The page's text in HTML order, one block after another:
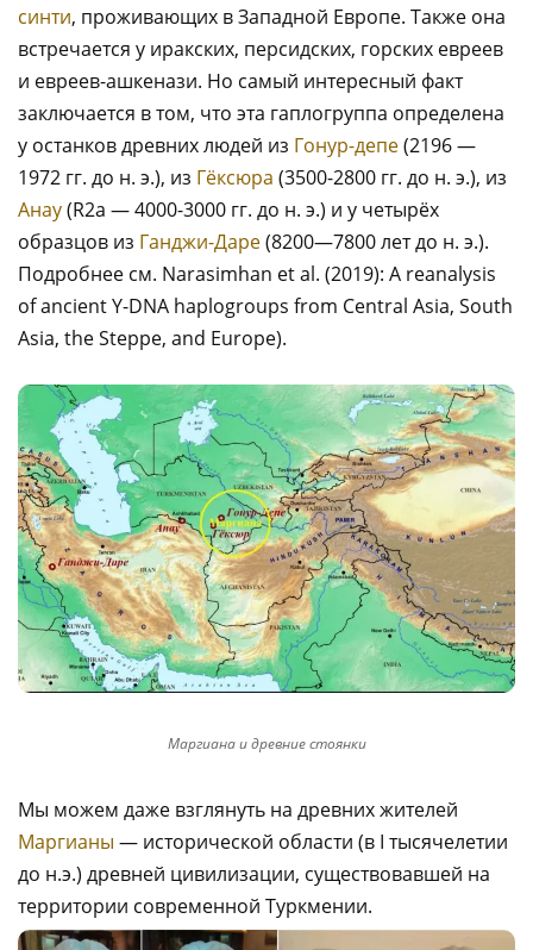
синти, проживающих в Западной Европе. Также она
встречается у иракских, персидских, горских евреев
и евреев-ашкенази. Но самый интересный факт
заключается в том, что эта гаплогруппа определена
у останков древних людей из Гонур-депе(2196 —
1972 гг. до н. э.), из Гёксюра (3500-2800 гг. до н. э.), из
Анау(R2a — 4000-3000 гг. до н. э.) и у четырёх
образцов из Ганджи-Даре(8200—7800 лет до н. э.).
Подробнее см. Narasimhan et al. (2019): A reanalysis
of ancient Y-DNA haplogroups from Central Asia, South
Asia, the Steppe, and Europe).
Маргиана и древние стоянки
Мы можем даже взглянуть на древних жителей
Маргианы — исторической области (в I тысячелетии
до н.э.) древней цивилизации, существовавшей на
территории современной Туркмении.